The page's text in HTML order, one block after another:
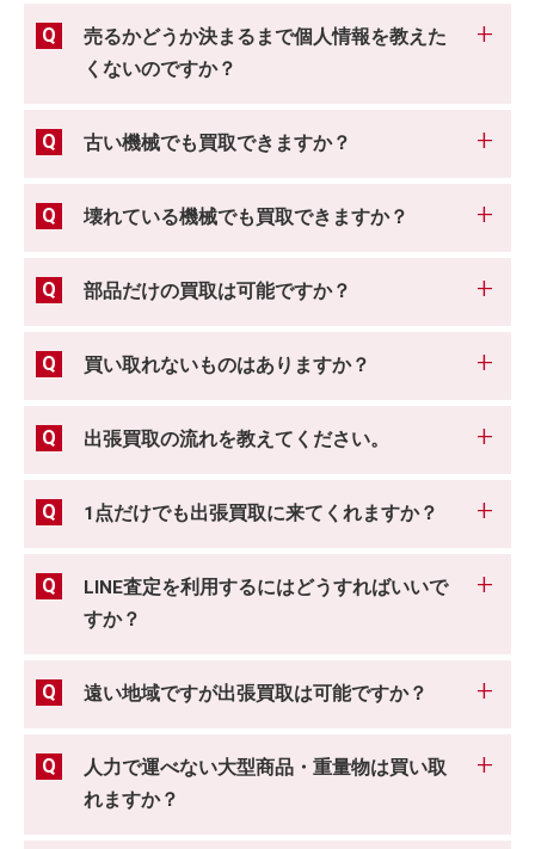
売るかどうか決まるまで個人情報を教えた
くないのですか？
古い機械でも買取できますか？
壊れている機械でも買取できますか？
部品だけの買取は可能ですか？
買い取れないものはありますか？
出張買取の流れを教えてください。
1点だけでも出張買取に来てくれますか？
LINE査定を利用するにはどうすればいいで
すか？
遠い地域ですが出張買取は可能ですか？
人力で運べない大型商品・重量物は買い取
れますか？